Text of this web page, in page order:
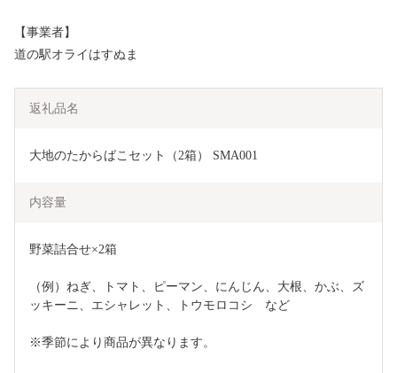
【事業者】
道の駅オライはすぬま
返礼品名
大地のたからばこセット（2箱） SMA001
内容量
野菜詰合せ×2箱
（例）ねぎ、トマト、ピーマン、にんじん、大根、かぶ、ズ
ッキーニ、エシャレット、トウモロコシ　など
※季節により商品が異なります。